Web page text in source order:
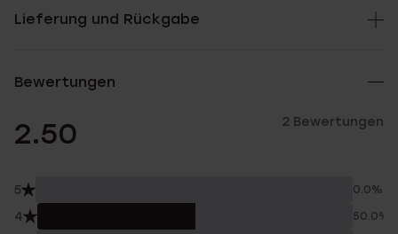
Lieferung und Rückgabe
Bewertungen
2.50 2 Bewertungen
5 0.0%
4 50.0%